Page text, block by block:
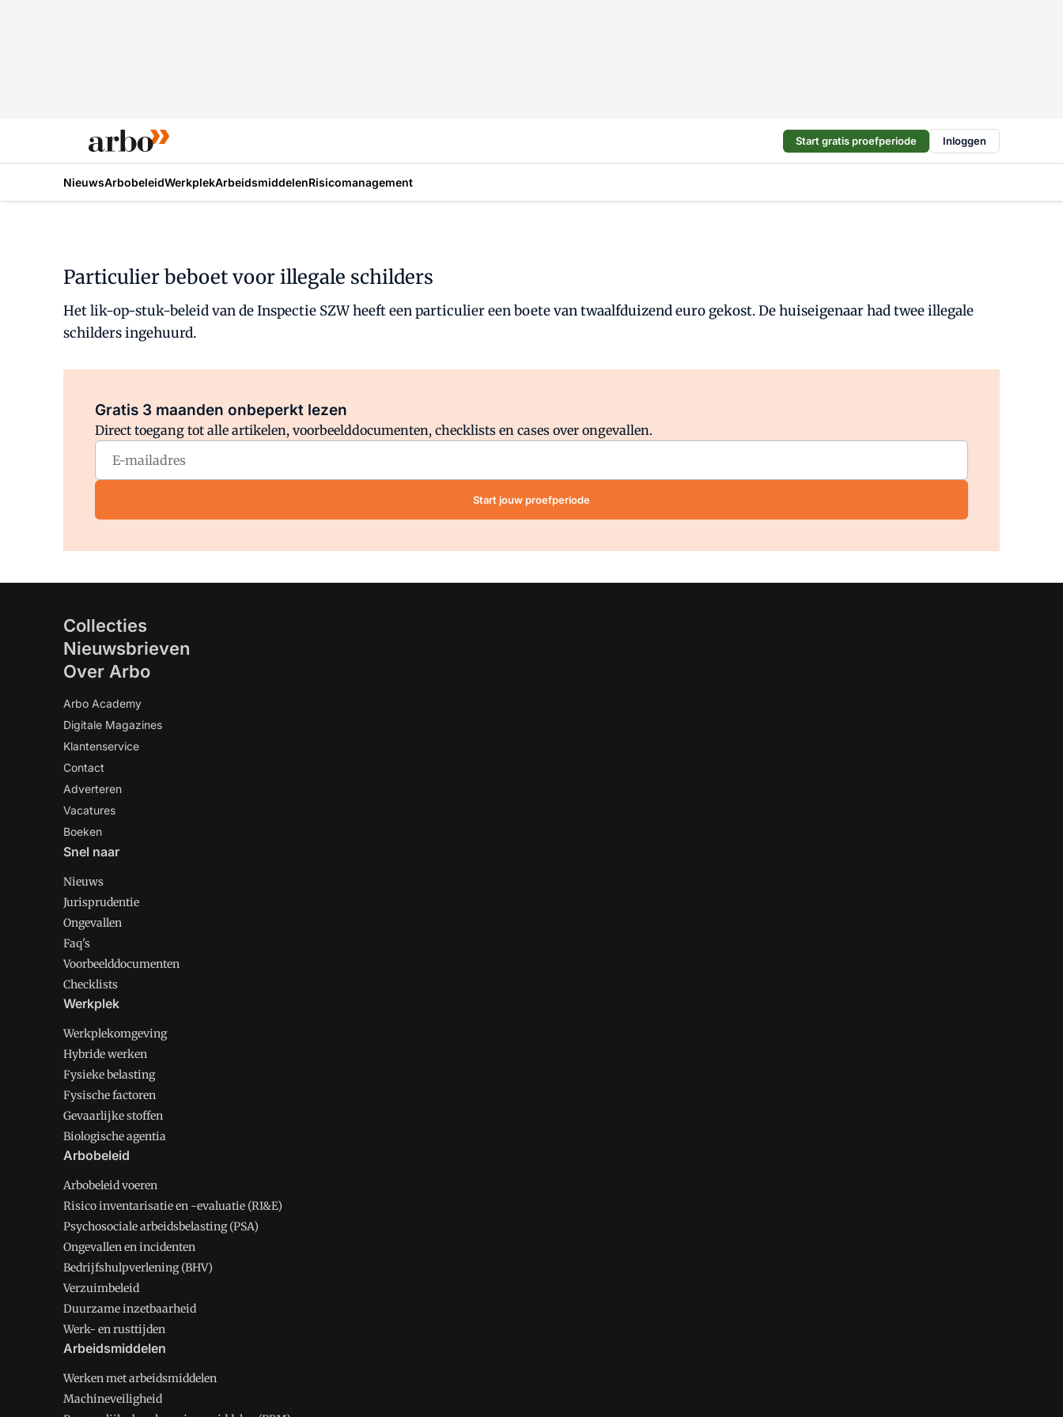
Start gratis proefperiode Inloggen
NieuwsArbobeleidWerkplekArbeidsmiddelenRisicomanagement
Particulier beboet voor illegale schilders
Het lik-op-stuk-beleid van de Inspectie SZW heeft een particulier een boete van twaalfduizend euro gekost. De huiseigenaar had twee illegale
schilders ingehuurd.
Gratis 3 maanden onbeperkt lezen
Direct toegang tot alle artikelen, voorbeelddocumenten, checklists en cases over ongevallen.
Start jouw proefperiode
Collecties
Nieuwsbrieven
Over Arbo
Arbo Academy
Digitale Magazines
Klantenservice
Contact
Adverteren
Vacatures
Boeken
Snel naar
Nieuws
Jurisprudentie
Ongevallen
Faq's
Voorbeelddocumenten
Checklists
Werkplek
Werkplekomgeving
Hybride werken
Fysieke belasting
Fysische factoren
Gevaarlijke stoffen
Biologische agentia
Arbobeleid
Arbobeleid voeren
Risico inventarisatie en -evaluatie (RI&E)
Psychosociale arbeidsbelasting (PSA)
Ongevallen en incidenten
Bedrijfshulpverlening (BHV)
Verzuimbeleid
Duurzame inzetbaarheid
Werk- en rusttijden
Arbeidsmiddelen
Werken met arbeidsmiddelen
Machineveiligheid